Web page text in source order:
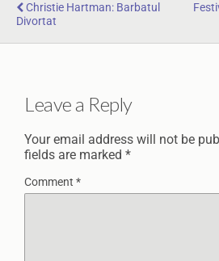
Christie Hartman: Barbatul
Divortat
Leave a Reply
Your email address will not be
fields are marked *
Comment *